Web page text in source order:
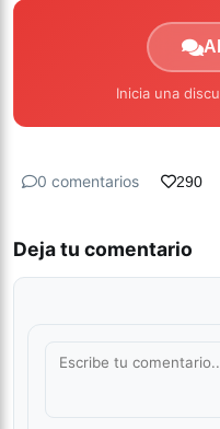
Inicia una
0 comentarios 290
Deja tu comentario